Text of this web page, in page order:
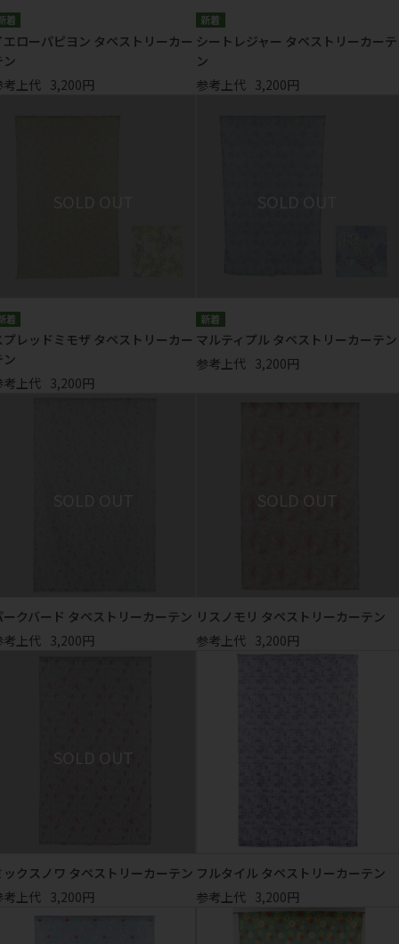
エローパピヨン タペストリーカー
ン
考上代 3,200円
シートレジャー タペストリーカーテ
ン
参考上代 3,200円
プレッドミモザ タペストリーカー
ン
考上代 3,200円
マルティプル タペストリーカーテン
参考上代 3,200円
ークバード タペストリーカーテン
考上代 3,200円
リスノモリ タペストリーカーテン
参考上代 3,200円
ックスノワ タペストリーカーテン
考上代 3,200円
フルタイル タペストリーカーテン
参考上代 3,200円